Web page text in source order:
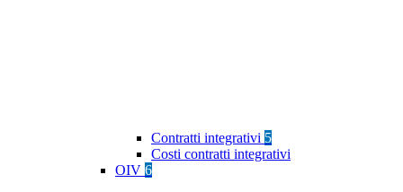
Contratti integrativi 5
Costi contratti integrativi
OIV 6